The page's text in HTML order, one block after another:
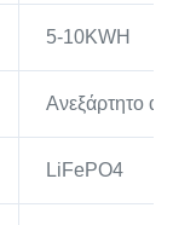
5-10KWH
Ανεξάρτητο
LiFePO4